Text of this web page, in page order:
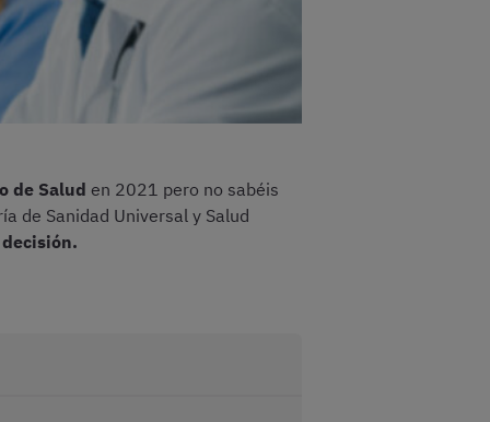
de Salud en 2021 pero no sabéis
de Sanidad Universal y Salud